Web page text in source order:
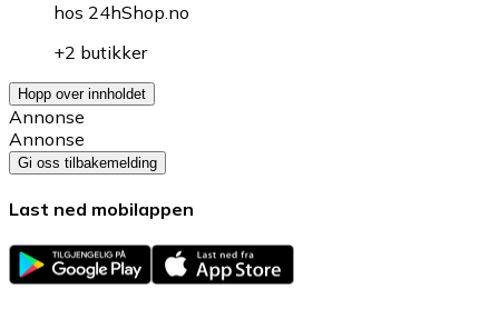
hos 24hShop.no
+2 butikker
Hopp over innholdet
Annonse
Annonse
Gi oss tilbakemelding
Last ned mobilappen